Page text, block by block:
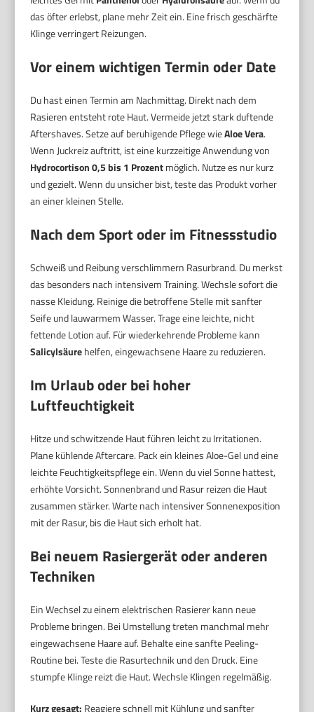
das öfter erlebst, plane mehr Zeit ein. Eine frisch geschärfte
Klinge verringert Reizungen.
Vor einem wichtigen Termin oder Date
Du hast einen Termin am Nachmittag. Direkt nach dem
Rasieren entsteht rote Haut. Vermeide jetzt stark duftende
Aftershaves. Setze auf beruhigende Pflege wieAloe Vera.
Wenn Juckreiz auftritt, ist eine kurzzeitige Anwendung von
Hydrocortison 0,5 bis 1 Prozentmöglich. Nutze es nur kurz
und gezielt. Wenn du unsicher bist, teste das Produkt vorher
an einer kleinen Stelle.
Nach dem Sport oder im Fitnessstudio
Schweiß und Reibung verschlimmern Rasurbrand. Du merkst
das besonders nach intensivem Training. Wechsle sofort die
nasse Kleidung. Reinige die betroffene Stelle mit sanfter
Seife und lauwarmem Wasser. Trage eine leichte, nicht
fettende Lotion auf. Für wiederkehrende Probleme kann
Salicylsäurehelfen, eingewachsene Haare zu reduzieren.
Im Urlaub oder bei hoher
Luftfeuchtigkeit
Hitze und schwitzende Haut führen leicht zu Irritationen.
Plane kühlende Aftercare. Pack ein kleines Aloe-Gel und eine
leichte Feuchtigkeitspflege ein. Wenn du viel Sonne hattest,
erhöhte Vorsicht. Sonnenbrand und Rasur reizen die Haut
zusammen stärker. Warte nach intensiver Sonnenexposition
mit der Rasur, bis die Haut sich erholt hat.
Bei neuem Rasiergerät oder anderen
Techniken
Ein Wechsel zu einem elektrischen Rasierer kann neue
Probleme bringen. Bei Umstellung treten manchmal mehr
eingewachsene Haare auf. Behalte eine sanfte Peeling-
Routine bei. Teste die Rasurtechnik und den Druck. Eine
stumpfe Klinge reizt die Haut. Wechsle Klingen regelmäßig.
Kurz gesagt: Reagiere schnell mit Kühlung und sanfter